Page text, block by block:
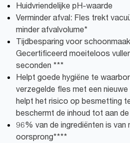
Huidvriendelijke pH-waarde
Verminder afval: Fles trekt
minder afvalvolume*
Tijdbesparing voor
Gecertificeerd moeiteloos
seconden ***
Helpt goede hygiëne te
verzegelde fles met een
helpt het risico op besmetting
beschermt de inhoud tot aan de
96% van de ingrediënten is van
oorsprong****